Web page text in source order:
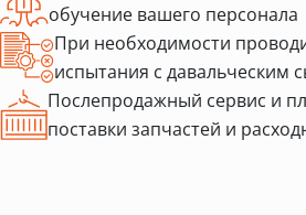
обучение вашего персонала
При необходимости
испытания с давальческим
Послепродажный сервис и
поставки запчастей и